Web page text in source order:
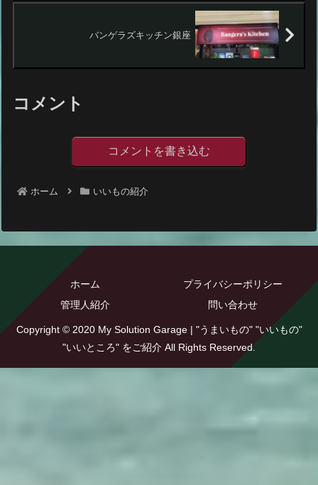
バンゲラズキッチン銀座
コメント
コメントを書き込む
ホーム いいもの紹介
ホーム
プライバシーポリシー
管理人紹介
問い合わせ
Copyright © 2020 My Solution Garage | "うまいもの" "いいもの"
"いいところ" をご紹介 All Rights Reserved.